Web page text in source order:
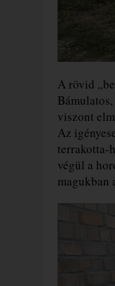
A rövid
viszont
Az
terrakotta-
végül a
magukban